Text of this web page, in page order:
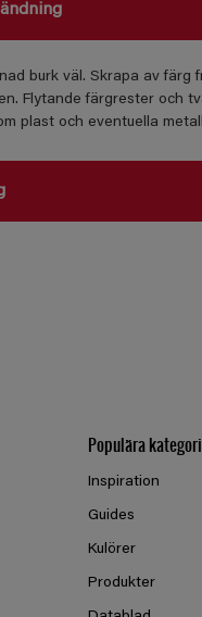
burk väl. Skrapa av färg
Flytande färgrester och
plast och eventuella
Populära
Inspiration
Guides
Kulörer
Produkter